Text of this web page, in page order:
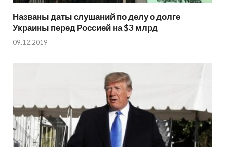
Названы даты слушаний по делу о долге
Украины перед Россией на $3 млрд
09.12.2019